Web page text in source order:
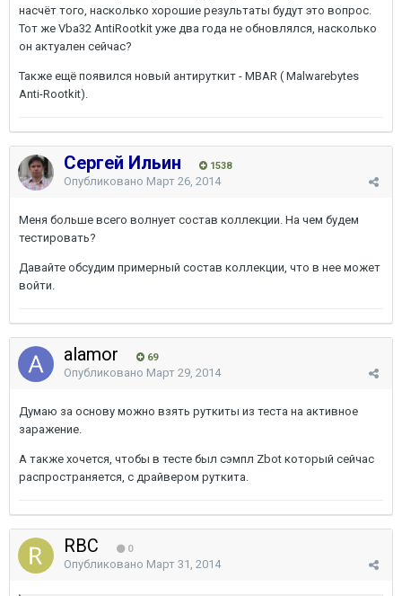
насчёт того, насколько хорошие результаты будут это вопрос.
Тот же Vba32 AntiRootkit уже два года не обновлялся, насколько
он актуален сейчас?
Также ещё появился новый антируткит - MBAR ( Malwarebytes
Anti-Rootkit).
Сергей Ильин 1538
Опубликовано Март 26, 2014
Меня больше всего волнует состав коллекции. На чем будем
тестировать?
Давайте обсудим примерный состав коллекции, что в нее может
войти.
alamor 69
Опубликовано Март 29, 2014
Думаю за основу можно взять руткиты из теста на активное
заражение.
А также хочется, чтобы в тесте был сэмпл Zbot который сейчас
распространяется, с драйвером руткита.
RBC 0
Опубликовано Март 31, 2014